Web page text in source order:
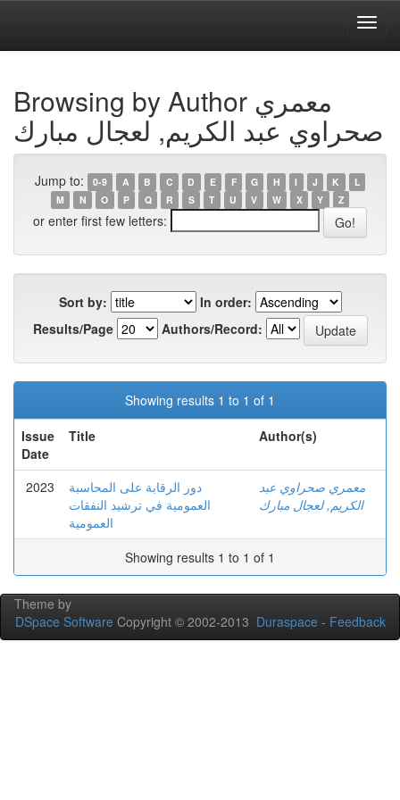
Browsing by Author معمري
صحراوي عبد الكريم, لعجال مبارك
Jump to: 0-9 A B C D E F G H I J K
L
M
N O P Q R S T U V W X Y Z
or enter first few letters:
Sort by:
In order:
Results/Page
Authors/Record:
Showing results 1 to 1 of 1
Issue
Date
Title Author(s)
2023
دور الرقابة على المحاسبة
العمومية في ترشيد النفقات
العمومية
معمري صحراوي عبد
الكريم, لعجال مبارك
Showing results 1 to 1 of 1
Theme by
DSpace Software Copyright © 2002-2013 Duraspace - Feedback